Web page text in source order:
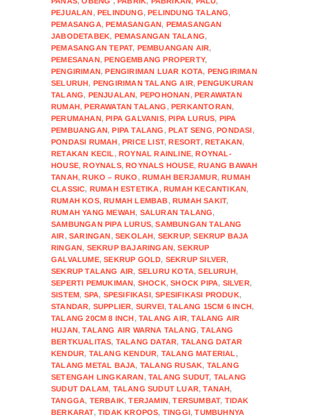
PEJUALAN,PELINDUNG,PELINDUNG TALANG,
PEMASANGA,PEMASANGAN, PEMASANGAN
JABODETABEK, PEMASANGAN TALANG,
PEMASANGAN TEPAT, PEMBUANGAN AIR,
PEMESANAN,PENGEMBANG PROPERTY,
PENGIRIMAN,PENGIRIMAN LUAR KOTA, PENGIRIMAN
SELURUH, PENGIRIMAN TALANG AIR,PENGUKURAN
TALANG, PENJUALAN, PEPOHONAN,PERAWATAN
RUMAH,PERAWATAN TALANG ,PERKANTORAN,
PERUMAHAN,PIPA GALVANIS,PIPA LURUS, PIPA
PEMBUANGAN,PIPA TALANG ,PLAT SENG,PONDASI,
PONDASI RUMAH,PRICE LIST,RESORT,RETAKAN,
RETAKAN KECIL ,ROYNAL RAINLINE,ROYNAL-
HOUSE,ROYNALS,ROYNALS HOUSE,RUANG BAWAH
TANAH,RUKO – RUKO ,RUMAH BERJAMUR,RUMAH
CLASSIC, RUMAH ESTETIKA,RUMAH KECANTIKAN,
RUMAH KOS,RUMAH LEMBAB,RUMAH SAKIT,
RUMAH YANG MEWAH, SALURAN TALANG,
SAMBUNGAN PIPA LURUS,SAMBUNGAN TALANG
AIR,SARINGAN,SEKOLAH, SEKRUP,SEKRUP BAJA
RINGAN, SEKRUP BAJARINGAN,SEKRUP
GALVALUME,SEKRUP GOLD, SEKRUP SILVER,
SEKRUP TALANG AIR, SELURU KOTA,SELURUH,
SEPERTI PEMUKIMAN, SHOCK,SHOCK PIPA, SILVER,
SISTEM, SPA, SPESIFIKASI,SPESIFIKASI PRODUK,
STANDAR, SUPPLIER, SURVEI,TALANG 15CM 6 INCH,
TALANG 20CM 8 INCH,TALANG AIR,TALANG AIR
HUJAN,TALANG AIR WARNA TALANG,TALANG
BERTKUALITAS, TALANG DATAR, TALANG DATAR
KENDUR, TALANG KENDUR, TALANG MATERIAL ,
TALANG METAL BAJA, TALANG RUSAK, TALANG
SETENGAH LINGKARAN,TALANG SUDUT, TALANG
SUDUT DALAM, TALANG SUDUT LUAR,TANAH,
TANGGA, TERBAIK,TERJAMIN,TERSUMBAT, TIDAK
BERKARAT,TIDAK KROPOS, TINGGI,TUMBUHNYA